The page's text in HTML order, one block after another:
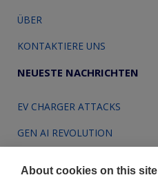
ÜBER
KONTAKTIERE UNS
NEUESTE NACHRICHTEN
EV CHARGER ATTACKS
GEN AI REVOLUTION
About cookies on this site